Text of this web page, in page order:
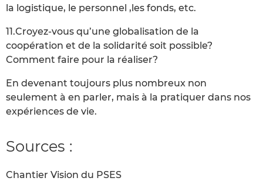
la logistique, le personnel ,les fonds, etc.
11.Croyez-vous qu’une globalisation de la
coopération et de la solidarité soit possible?
Comment faire pour la réaliser?
En devenant toujours plus nombreux non
seulement à en parler, mais à la pratiquer dans nos
expériences de vie.
Sources :
Chantier Vision du PSES